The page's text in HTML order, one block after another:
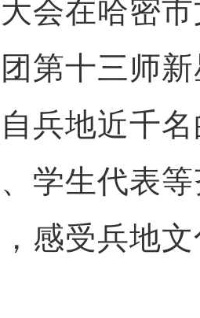
会在哈密
第十三师
兵地近千
学生代表
感受兵地